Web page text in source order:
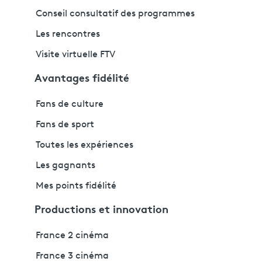
Conseil consultatif des programmes
Les rencontres
Visite virtuelle FTV
Avantages fidélité
Fans de culture
Fans de sport
Toutes les expériences
Les gagnants
Mes points fidélité
Productions et innovation
France 2 cinéma
France 3 cinéma